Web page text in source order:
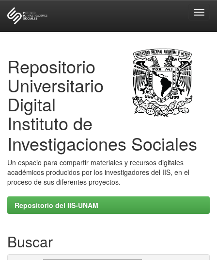
Repositorio
Universitario
Digital
Instituto de
Investigaciones Sociales
Un espacio para compartir materiales y recursos digitales
académicos producidos por los investigadores del IIS, en el
proceso de sus diferentes proyectos.
Repositorio del IIS-UNAM
Buscar